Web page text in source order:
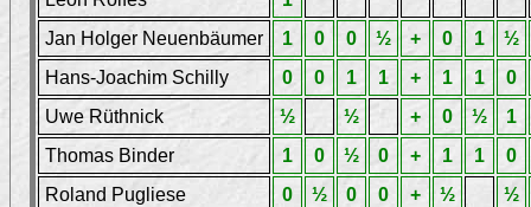
Jan Holger Neuenbäumer
1 0 0 ½ + 0 1
½
Hans-Joachim Schilly
0 0 1 1 + 1 1
0
Uwe Rüthnick
½ ½ + 0 ½
1
Thomas Binder
1 0 ½ 0 + 1 1
0
Roland Pugliese
0 ½ 0 0 + ½
½